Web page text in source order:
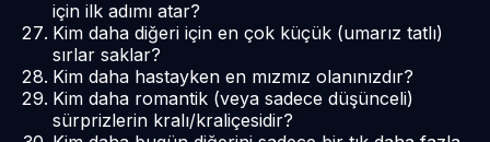
için ilk adımı atar?
Kim daha diğeri için en çok küçük (umarız tatlı)
sırlar saklar?
Kim daha hastayken en mızmız olanınızdır?
Kim daha romantik (veya sadece düşünceli)
sürprizlerin kralı/kraliçesidir?